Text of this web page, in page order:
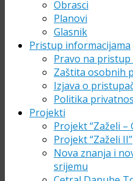
Obrasci
Planovi
Glasnik
Pristup informacijama
Pravo na
Zaštita osobnih
Izjava o
Politika
Projekti
Projekt “Zaželi –
Projekt “Zaželi II”
Nova znanja i
srijemu